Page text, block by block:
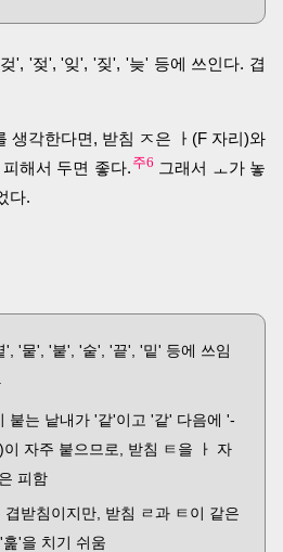
', '젖', '잊', '짖', '늦' 등에 쓰인다. 겹
생각한다면, 받침 ㅈ은 ㅏ(F 자리)와
해서 두면 좋다. 주6 그래서 ㅗ가 놓
다.
'뭍', '붙', '숱', '끝', '밑' 등에 쓰임
붙는 낱내가 '같'이고 '같' 다음에 '-
자주 붙으므로, 받침 ㅌ을 ㅏ 자
피함
겹받침이지만, 받침 ㄹ과 ㅌ이 같은
'을 치기 쉬움